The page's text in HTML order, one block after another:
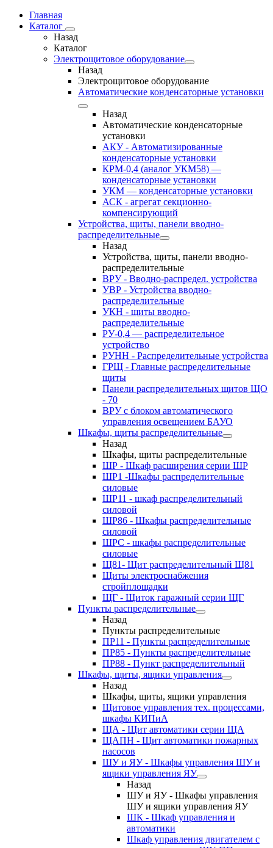
Главная
Каталог
Назад
Каталог
Электрощитовое оборудование
Назад
Электрощитовое оборудование
Автоматические конденсаторные установки
Назад
Автоматические конденсаторные
установки
АКУ - Автоматизированные
конденсаторные установки
КРМ-0,4 (аналог УКМ58) —
конденсаторные установки
УКМ — конденсаторные установки
АСК - агрегат секционно-
компенсирующий
Устройства, щиты, панели вводно-
распределительные
Назад
Устройства, щиты, панели вводно-
распределительные
ВРУ - Вводно-распредел. устройства
УВР - Устройства вводно-
распределительные
УКН - щиты вводно-
распределительные
РУ-0,4 — распределительное
устройство
РУНН - Распределительные устройства
ГРЩ - Главные распределительные
щиты
Панели распределительных щитов ЩО
- 70
ВРУ с блоком автоматического
управления освещением БАУО
Шкафы, щиты распределительные
Назад
Шкафы, щиты распределительные
ШР - Шкаф расширения серии ШР
ШР1 -Шкафы распределительные
силовые
ШР11 - шкаф распределительный
силовой
ШР86 - Шкафы распределительные
силовой
ШРС - шкафы распределительные
силовые
Щ81- Щит распределительный Щ81
Щиты электроснабжения
стройплощадки
ЩГ - Щиток гаражный серии ЩГ
Пункты распределительные
Назад
Пункты распределительные
ПР11 - Пункты распределительные
ПР85 - Пункты распределительные
ПР88 - Пункт распределительный
Шкафы, щиты, ящики управления
Назад
Шкафы, щиты, ящики управления
Щитовое управления тех. процессами,
шкафы КИПиА
ЩА - Щит автоматики серии ЩА
ЩАПН - Щит автоматики пожарных
насосов
ШУ и ЯУ - Шкафы управления ШУ и
ящики управления ЯУ
Назад
ШУ и ЯУ - Шкафы управления
ШУ и ящики управления ЯУ
ШК - Шкаф управления и
автоматики
Шкаф управления двигателем с